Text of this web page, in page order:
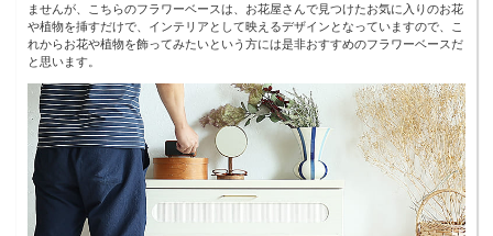
ませんが、こちらのフラワーベースは、お花屋さんで見つけたお気に入りのお花
や植物を挿すだけで、インテリアとして映えるデザインとなっていますので、こ
れからお花や植物を飾ってみたいという方には是非おすすめのフラワーベースだ
と思います。